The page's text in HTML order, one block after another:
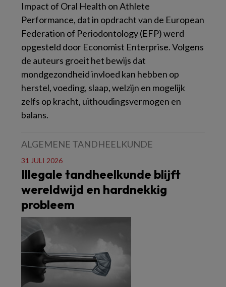
Impact of Oral Health on Athlete
Performance, dat in opdracht van de European
Federation of Periodontology (EFP) werd
opgesteld door Economist Enterprise. Volgens
de auteurs groeit het bewijs dat
mondgezondheid invloed kan hebben op
herstel, voeding, slaap, welzijn en mogelijk
zelfs op kracht, uithoudingsvermogen en
balans.
ALGEMENE TANDHEELKUNDE
31 JULI 2026
Illegale tandheelkunde blijft
wereldwijd en hardnekkig
probleem